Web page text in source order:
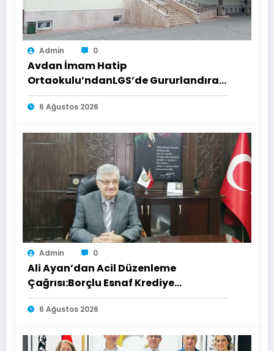
Admin 0
Avdan İmam Hatip
Ortaokulu’ndanLGS’de Gururlandıran
Başarı
6 Ağustos 2026
Admin 0
Ali Ayan’dan Acil Düzenleme
Çağrısı:Borçlu Esnaf Krediye
Ulaşamıyor
6 Ağustos 2026